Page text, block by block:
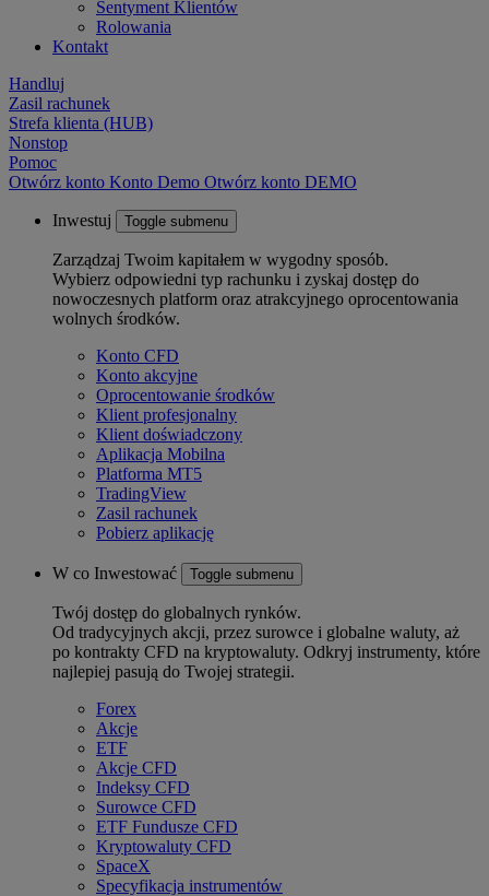
Sentyment Klientów
Rolowania
Kontakt
Handluj
Zasil rachunek
Strefa klienta (HUB)
Nonstop
Pomoc
Otwórz konto Konto Demo Otwórz konto DEMO
Inwestuj Toggle submenu
Zarządzaj Twoim kapitałem w wygodny sposób.
Wybierz odpowiedni typ rachunku i zyskaj dostęp do
nowoczesnych platform oraz atrakcyjnego oprocentowania
wolnych środków.
Konto CFD
Konto akcyjne
Oprocentowanie środków
Klient profesjonalny
Klient doświadczony
Aplikacja Mobilna
Platforma MT5
TradingView
Zasil rachunek
Pobierz aplikację
W co Inwestować Toggle submenu
Twój dostęp do globalnych rynków.
Od tradycyjnych akcji, przez surowce i globalne waluty, aż
po kontrakty CFD na kryptowaluty. Odkryj instrumenty, które
najlepiej pasują do Twojej strategii.
Forex
Akcje
ETF
Akcje CFD
Indeksy CFD
Surowce CFD
ETF Fundusze CFD
Kryptowaluty CFD
SpaceX
Specyfikacja instrumentów